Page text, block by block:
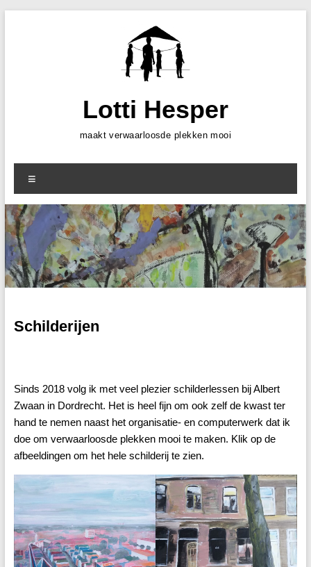
Lotti Hesper
maakt verwaarloosde plekken mooi
Schilderijen
Sinds 2018 volg ik met veel plezier schilderlessen bij Albert
Zwaan in Dordrecht. Het is heel fijn om ook zelf de kwast ter
hand te nemen naast het organisatie- en computerwerk dat ik
doe om verwaarloosde plekken mooi te maken. Klik op de
afbeeldingen om het hele schilderij te zien.